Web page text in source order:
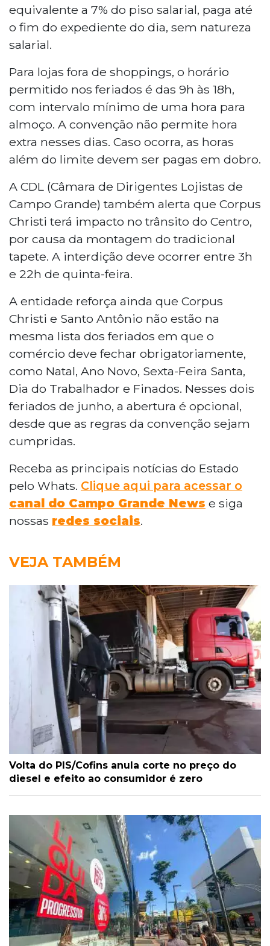
equivalente a 7% do piso salarial, paga até
o fim do expediente do dia, sem natureza
salarial.
Para lojas fora de shoppings, o horário
permitido nos feriados é das 9h às 18h,
com intervalo mínimo de uma hora para
almoço. A convenção não permite hora
extra nesses dias. Caso ocorra, as horas
além do limite devem ser pagas em dobro.
A CDL (Câmara de Dirigentes Lojistas de
Campo Grande) também alerta que Corpus
Christi terá impacto no trânsito do Centro,
por causa da montagem do tradicional
tapete. A interdição deve ocorrer entre 3h
e 22h de quinta-feira.
A entidade reforça ainda que Corpus
Christi e Santo Antônio não estão na
mesma lista dos feriados em que o
comércio deve fechar obrigatoriamente,
como Natal, Ano Novo, Sexta-Feira Santa,
Dia do Trabalhador e Finados. Nesses dois
feriados de junho, a abertura é opcional,
desde que as regras da convenção sejam
cumpridas.
Receba as principais notícias do Estado
pelo Whats. Clique aqui para acessar o
canal do Campo Grande News e siga
nossas redes sociais.
VEJA TAMBÉM
Volta do PIS/Cofins anula corte no preço do
diesel e efeito ao consumidor é zero